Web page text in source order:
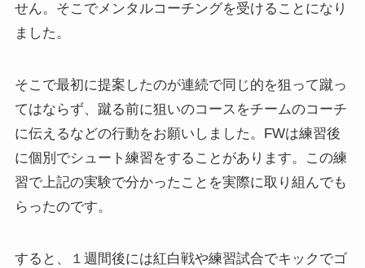
せん。そこでメンタルコーチングを受けることになり
ました。
そこで最初に提案したのが連続で同じ的を狙って蹴っ
てはならず、蹴る前に狙いのコースをチームのコーチ
に伝えるなどの行動をお願いしました。FWは練習後
に個別でシュート練習をすることがあります。この練
習で上記の実験で分かったことを実際に取り組んでも
らったのです。
すると、１週間後には紅白戦や練習試合でキックでゴ